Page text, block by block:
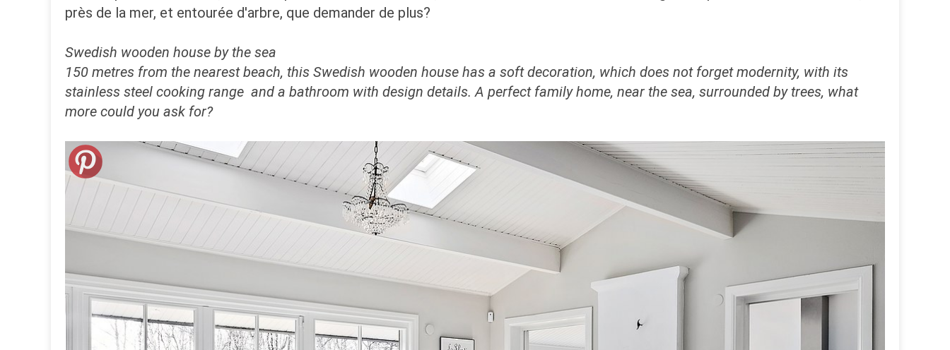
près de la mer, et entourée d'arbre, que demander de plus?
Swedish wooden house by the sea
150 metres from the nearest beach, this Swedish wooden house has a soft decoration, which does not forget modernity, with its
stainless steel cooking range and a bathroom with design details. A perfect family home, near the sea, surrounded by trees, what
more could you ask for?